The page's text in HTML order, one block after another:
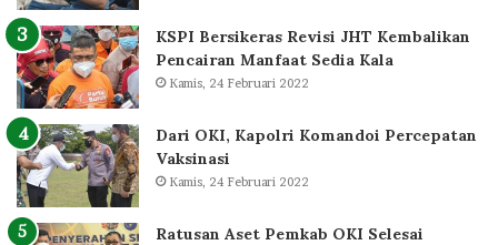
KSPI Bersikeras Revisi JHT Kembalikan
Pencairan Manfaat Sedia Kala
Kamis, 24 Februari 2022
Dari OKI, Kapolri Komandoi Percepatan
Vaksinasi
Kamis, 24 Februari 2022
Ratusan Aset Pemkab OKI Selesai